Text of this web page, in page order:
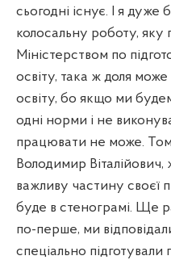
сьогодні існує. І я
колосальну роботу, яку
Міністерством по
освіту, така ж доля
освіту, бо якщо ми
одні норми і не
працювати не може.
Володимир
важливу частину своєї
буде в стенограмі. Ще
по-перше, ми
спеціально підготували